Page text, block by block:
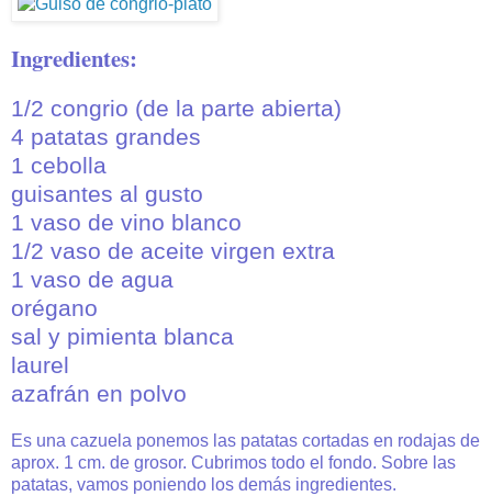
Ingredientes:
1/2 congrio (de la parte abierta)
4 patatas grandes
1 cebolla
guisantes al gusto
1 vaso de vino blanco
1/2 vaso de aceite virgen extra
1 vaso de agua
orégano
sal y pimienta blanca
laurel
azafrán en polvo
Es una cazuela ponemos las patatas cortadas en rodajas de
aprox. 1 cm. de grosor. Cubrimos todo el fondo. Sobre las
patatas, vamos poniendo los demás ingredientes.